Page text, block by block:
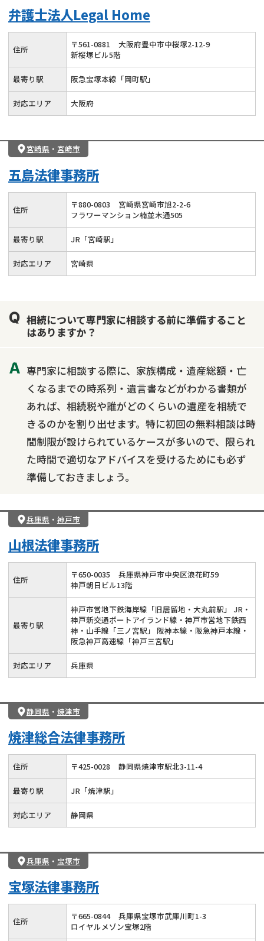
弁護士法人Legal Home
住所 〒561-0881
大阪府豊中市中桜塚2-12-9
新桜塚ビル5階
最寄り駅 阪急宝塚本線「岡町駅」
対応エリア 大阪府
宮崎県 ・ 宮崎市
五島法律事務所
住所 〒880-0803
宮崎県宮崎市旭2-2-6
フラワーマンション楠並木通505
最寄り駅 JR「宮崎駅」
対応エリア 宮崎県
相続について専門家に相談する前に準備すること
はありますか？
専門家に相談する際に、家族構成・遺産総額・亡
くなるまでの時系列・遺言書などがわかる書類が
あれば、相続税や誰がどのくらいの遺産を相続で
きるのかを割り出せます。特に初回の無料相談は時
間制限が設けられているケースが多いので、限られ
た時間で適切なアドバイスを受けるためにも必ず
準備しておきましょう。
兵庫県 ・ 神戸市
山根法律事務所
住所 〒650-0035
兵庫県神戸市中央区浪花町59
神戸朝日ビル13階
最寄り駅
神戸市営地下鉄海岸線「旧居留地・大丸前駅」 JR・
神戸新交通ポートアイランド線・神戸市営地下鉄西
神・山手線「三ノ宮駅」 阪神本線・阪急神戸本線・
阪急神戸高速線「神戸三宮駅」
対応エリア 兵庫県
静岡県 ・ 焼津市
焼津総合法律事務所
住所 〒425-0028 静岡県焼津市駅北3-11-4
最寄り駅 JR「焼津駅」
対応エリア 静岡県
兵庫県 ・ 宝塚市
宝塚法律事務所
住所 〒665-0844
兵庫県宝塚市武庫川町1-3
ロイヤルメゾン宝塚2階